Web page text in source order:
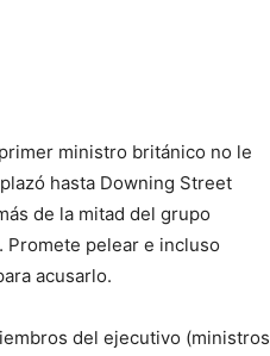
ministro británico no le
hasta Downing Street
de la mitad del grupo
Promete pelear e incluso
acusarlo.
del ejecutivo (ministros